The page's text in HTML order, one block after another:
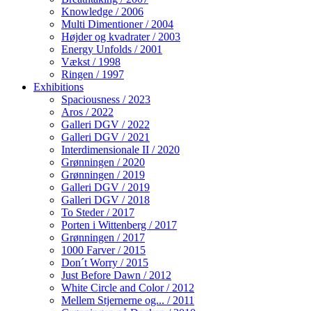
Knowledge / 2006
Multi Dimentioner / 2004
Højder og kvadrater / 2003
Energy Unfolds / 2001
Vækst / 1998
Ringen / 1997
Exhibitions
Spaciousness / 2023
Aros / 2022
Galleri DGV / 2022
Galleri DGV / 2021
Interdimensionale II / 2020
Grønningen / 2020
Grønningen / 2019
Galleri DGV / 2019
Galleri DGV / 2018
To Steder / 2017
Porten i Wittenberg / 2017
Grønningen / 2017
1000 Farver / 2015
Don´t Worry / 2015
Just Before Dawn / 2012
White Circle and Color / 2012
Mellem Stjernerne og... / 2011